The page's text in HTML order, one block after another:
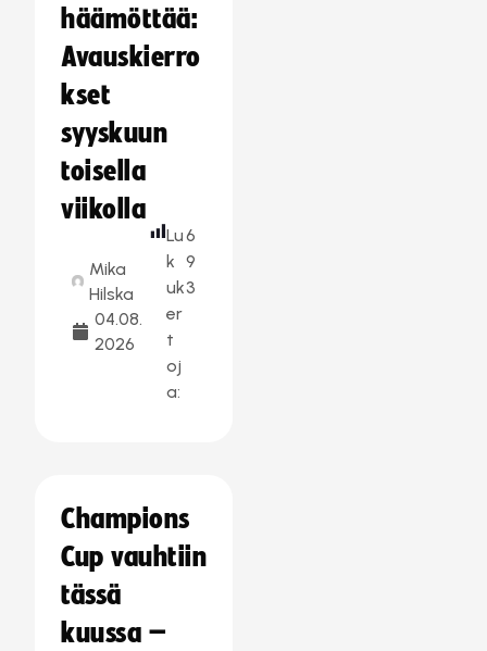
häämöttää:
Avauskierro
kset
syyskuun
toisella
viikolla
Mika
Hilska
04.08.
2026
Lu
k
uk
er
t
oj
a:
6
9
3
Champions
Cup vauhtiin
tässä
kuussa –